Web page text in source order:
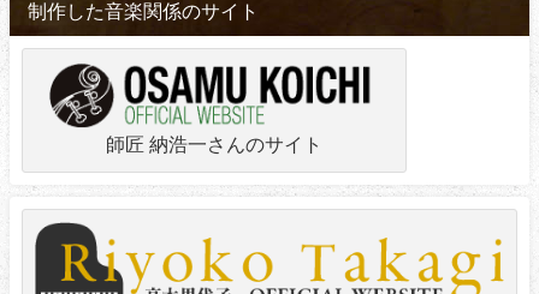
制作した音楽関係のサイト
師匠 納浩一さんのサイト